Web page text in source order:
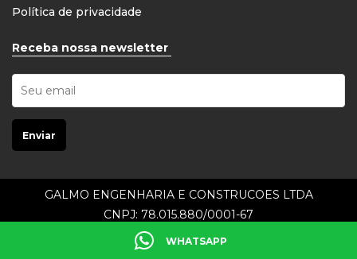
Política de privacidade
Receba nossa newsletter
GALMO ENGENHARIA E CONSTRUCOES LTDA
CNPJ: 78.015.880/0001-67
Galmo © 2021. Todos os direitos reservados.
WHATSAPP